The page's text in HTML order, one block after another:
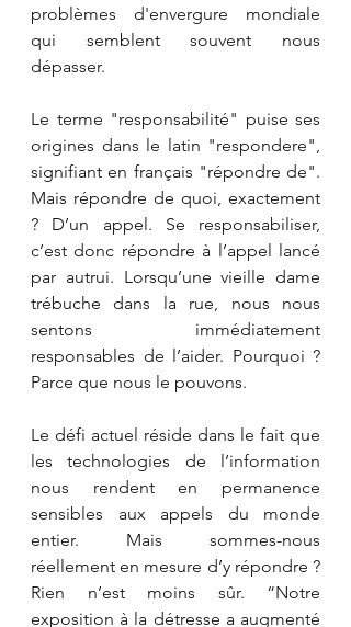
problèmes d'envergure mondiale
qui semblent souvent nous
dépasser.
Le terme "responsabilité" puise ses
origines dans le latin "respondere",
signifiant en français "répondre de".
Mais répondre de quoi, exactement
? D’un appel. Se responsabiliser,
c’est donc répondre à l’appel lancé
par autrui. Lorsqu’une vieille dame
trébuche dans la rue, nous nous
sentons immédiatement
responsables de l’aider. Pourquoi ?
Parce que nous le pouvons.
Le défi actuel réside dans le fait que
les technologies de l’information
nous rendent en permanence
sensibles aux appels du monde
entier. Mais sommes-nous
réellement en mesure d’y répondre ?
Rien n’est moins sûr. “Notre
exposition à la détresse a augmenté